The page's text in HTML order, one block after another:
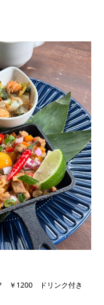
￥1200 ドリンク付き